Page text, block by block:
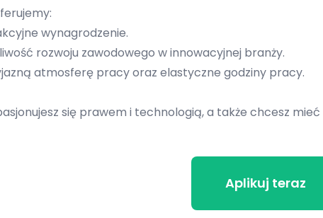
wynagrodzenie.
rozwoju zawodowego w innowacyjnej branży.
atmosferę pracy oraz elastyczne godziny pracy.
się prawem i technologią, a także chcesz mieć
Aplikuj teraz